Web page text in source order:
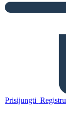
Prisijungti